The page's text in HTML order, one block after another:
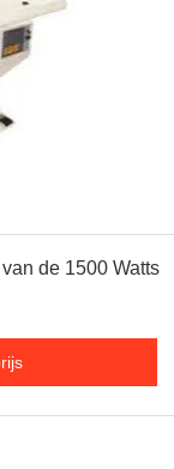
de 1500 Watts